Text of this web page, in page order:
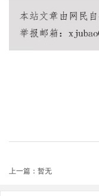
上一篇：暂无